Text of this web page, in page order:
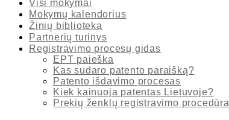
Visi mokymai
Mokymų kalendorius
Žinių biblioteka
Partnerių turinys
Registravimo procesų gidas
EPT paieška
Kas sudaro patento paraišką?
Patento išdavimo procesas
Kiek kainuoja patentas Lietuvoje?
Prekių ženklų registravimo procedūra